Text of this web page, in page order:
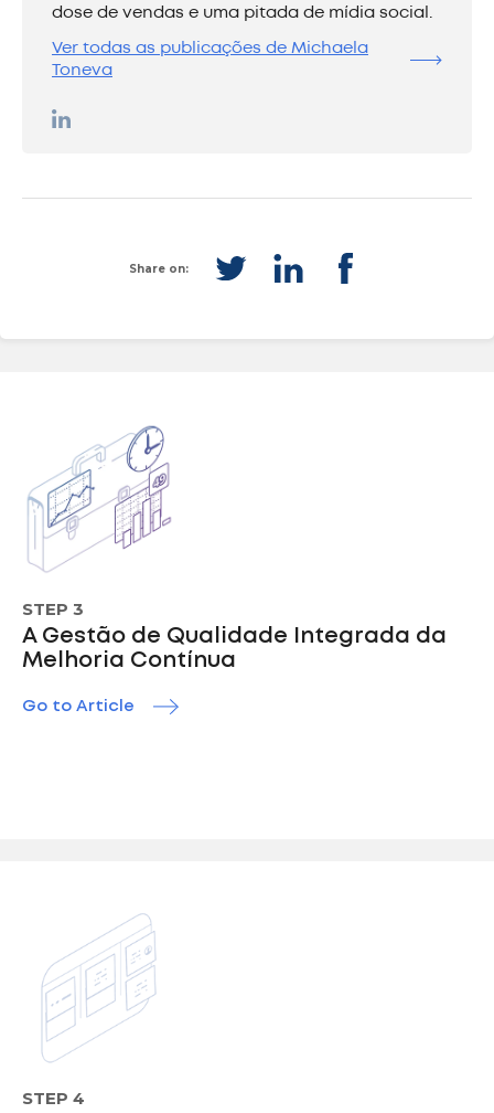
dose de vendas e uma pitada de mídia social.
Ver todas as publicações de Michaela
Toneva
Share on:
STEP 3
A Gestão de Qualidade Integrada da
Melhoria Contínua
Go to Article
STEP 4